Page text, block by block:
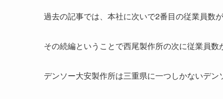
過去の記事では、本社に次いで2番目の従業員数
その続編ということで西尾製作所の次に従業員
デンソー大安製作所は三重県に一つしかないデン